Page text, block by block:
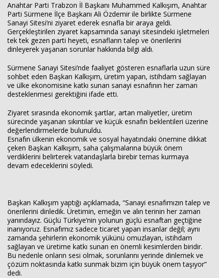
Anahtar Parti Trabzon İl Başkanı Muhammed Kalkışım, Anahtar
Parti Sürmene İlçe Başkanı Ali Özdemir ile birlikte Sürmene
Sanayi Sitesi’ni ziyaret ederek esnafla bir araya geldi.
Gerçekleştirilen ziyaret kapsamında sanayi sitesindeki işletmeleri
tek tek gezen parti heyeti, esnafların talep ve önerilerini
dinleyerek yaşanan sorunlar hakkında bilgi aldı.
Sürmene Sanayi Sitesi’nde faaliyet gösteren esnaflarla uzun süre
sohbet eden Başkan Kalkışım, üretim yapan, istihdam sağlayan
ve ülke ekonomisine katkı sunan sanayi esnafının her zaman
desteklenmesi gerektiğini ifade etti.
Ziyaret sırasında ekonomik şartlar, artan maliyetler, üretim
sürecinde yaşanan sıkıntılar ve küçük esnafın beklentileri üzerine
değerlendirmelerde bulunuldu.
Esnafın ülkenin ekonomik ve sosyal hayatındaki önemine dikkat
çeken Başkan Kalkışım, saha çalışmalarına büyük önem
verdiklerini belirterek vatandaşlarla birebir temas kurmaya
devam edeceklerini söyledi.
Başkan Kalkışım yaptığı açıklamada, “Sanayi esnafımızın talep ve
önerilerini dinledik. Üretimin, emeğin ve alın terinin her zaman
yanındayız. Güçlü Türkiye’nin yolunun güçlü esnaftan geçtiğine
inanıyoruz. Esnafımız sadece ticaret yapan insanlar değil; aynı
zamanda şehirlerin ekonomik yükünü omuzlayan, istihdam
sağlayan ve üretime katkı sunan en önemli kesimlerden biridir.
Bu nedenle onların sesi olmak, sorunlarını yerinde dinlemek ve
çözüm noktasında katkı sunmak bizim için büyük önem taşıyor”
dedi.
Haberin Doğru Adresi.